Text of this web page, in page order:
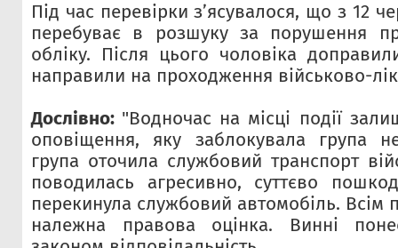
Під час перевірки з’ясувалося, що з 12
перебуває в розшуку за порушення
обліку. Після цього чоловіка
направили на проходження військово-
Дослівно: "Водночас на місці події
оповіщення, яку заблокувала група
група оточила службовий транспорт
поводилась агресивно, суттєво
перекинула службовий автомобіль. Всім
належна правова оцінка. Винні